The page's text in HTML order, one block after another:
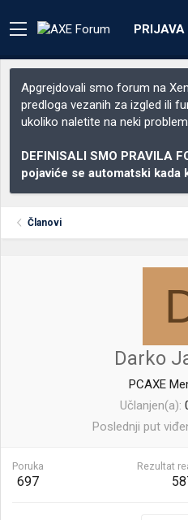
PRIJAVA
Apgrejdovali smo forum na
predloga vezanih za izgled ili
ukoliko naletite na neki
DEFINISALI SMO PRAVILA
pojaviće se automatski kada
Članovi
Darko
PCAXE
Učlanjen(a)
Poslednji put
Poruka
697
Rezultat